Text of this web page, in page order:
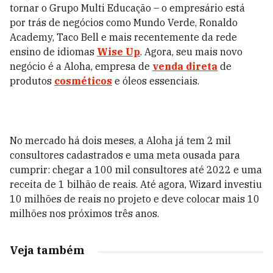
tornar o Grupo Multi Educação – o empresário está
por trás de negócios como Mundo Verde, Ronaldo
Academy, Taco Bell e mais recentemente da rede
ensino de idiomas Wise Up. Agora, seu mais novo
negócio é a Aloha, empresa de venda direta de
produtos cosméticos e óleos essenciais.
No mercado há dois meses, a Aloha já tem 2 mil
consultores cadastrados e uma meta ousada para
cumprir: chegar a 100 mil consultores até 2022 e uma
receita de 1 bilhão de reais. Até agora, Wizard investiu
10 milhões de reais no projeto e deve colocar mais 10
milhões nos próximos três anos.
Veja também